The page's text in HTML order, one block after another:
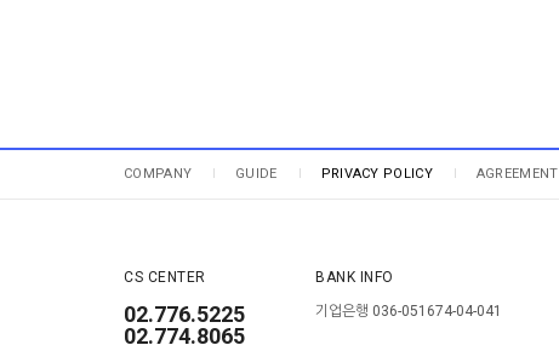
COMPANY GUIDE PRIVACY POLICY AGREEMENT
CS CENTER
02.776.5225
02.774.8065
BANK INFO
기업은행 036-051674-04-041